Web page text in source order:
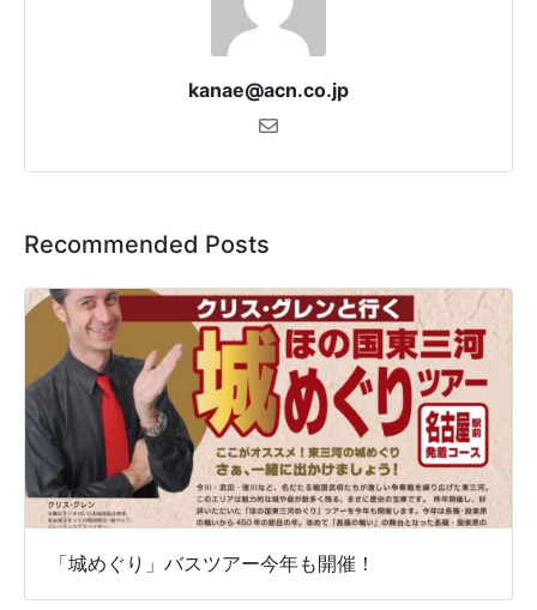
kanae@acn.co.jp
Recommended Posts
「城めぐり」バスツアー今年も開催！